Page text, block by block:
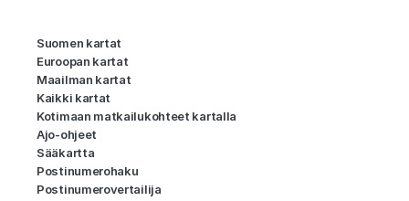
Suomen kartat
Euroopan kartat
Maailman kartat
Kaikki kartat
Kotimaan matkailukohteet kartalla
Ajo-ohjeet
Sääkartta
Postinumerohaku
Postinumerovertailija